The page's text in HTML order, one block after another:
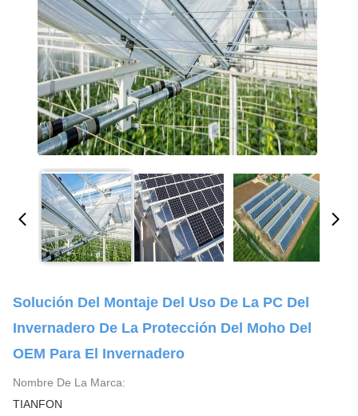
Solución Del Montaje Del Uso De La PC Del
Invernadero De La Protección Del Moho Del
OEM Para El Invernadero
Nombre De La Marca:
TIANFON